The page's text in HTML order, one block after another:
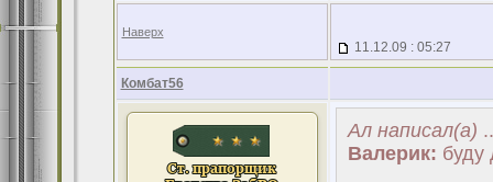
Наверх
11.12.09 : 05:27
Комбат56
Ал написал(а)
Валерик: